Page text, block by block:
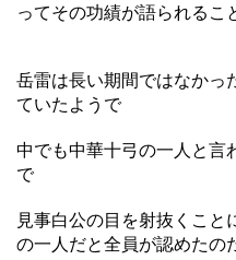
ってその功績が語られるこ
岳雷は長い期間ではなかっ
ていたようで
中でも中華十弓の一人と言
で
見事白公の目を射抜くこと
の一人だと全員が認めたの